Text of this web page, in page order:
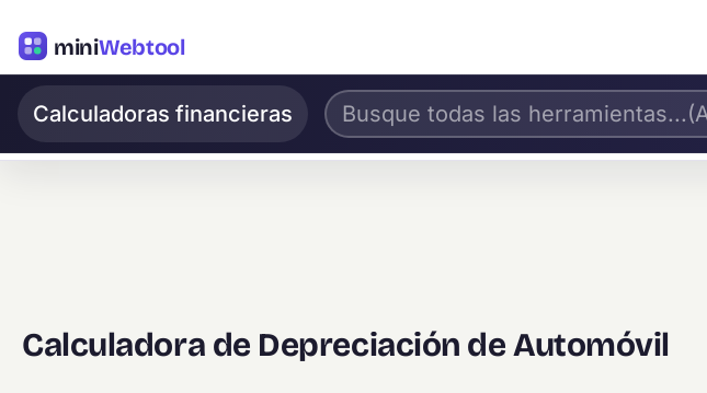
miniWebtool
Calculadoras financieras
Calculadora de Depreciación de Automóvil